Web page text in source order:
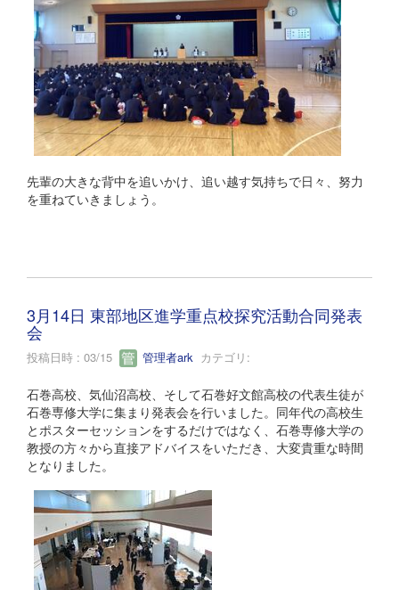
先輩の大きな背中を追いかけ、追い越す気持ちで日々、努力
を重ねていきましょう。
3月14日 東部地区進学重点校探究活動合同発表
会
投稿日時 : 03/15 管理者ark カテゴリ:
石巻高校、気仙沼高校、そして石巻好文館高校の代表生徒が
石巻専修大学に集まり発表会を行いました。同年代の高校生
とポスターセッションをするだけではなく、石巻専修大学の
教授の方々から直接アドバイスをいただき、大変貴重な時間
となりました。